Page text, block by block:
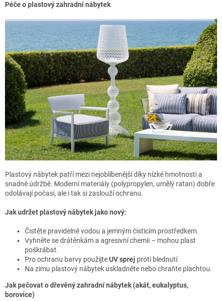
Péče o plastový zahradní nábytek
Plastový nábytek patří mezi nejoblíbenější díky nízké hmotnosti a
snadné údržbě. Moderní materiály (polypropylen, umělý ratan) dobře
odolávají počasí, ale i tak si zaslouží ochranu.
Jak udržet plastový nábytek jako nový:
Čistěte pravidelně vodou a jemným čisticím prostředkem.
Vyhněte se drátěnkám a agresivní chemii – mohou plast
poškrábat.
Pro ochranu barvy použijteUV sprej proti blednutí.
Na zimu plastový nábytek uskladněte nebo chraňte plachtou.
Jak pečovat o dřevěný zahradní nábytek (akát, eukalyptus,
borovice)